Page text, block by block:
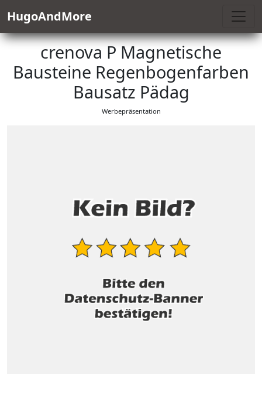
HugoAndMore
crenova P Magnetische
Bausteine Regenbogenfarben
Bausatz Pädag
Werbepräsentation